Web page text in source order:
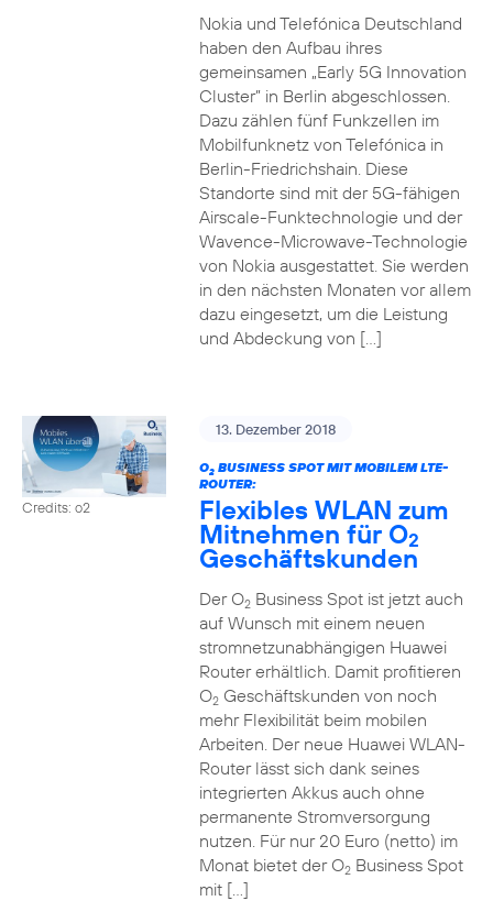
Nokia und Telefónica Deutschland
haben den Aufbau ihres
gemeinsamen „Early 5G Innovation
Cluster” in Berlin abgeschlossen.
Dazu zählen fünf Funkzellen im
Mobilfunknetz von Telefónica in
Berlin-Friedrichshain. Diese
Standorte sind mit der 5G-fähigen
Airscale-Funktechnologie und der
Wavence-Microwave-Technologie
von Nokia ausgestattet. Sie werden
in den nächsten Monaten vor allem
dazu eingesetzt, um die Leistung
und Abdeckung von […]
Credits: o2
13. Dezember 2018
O2BUSINESS SPOT MIT MOBILEM LTE-
ROUTER:
Flexibles WLAN zum
Mitnehmen für O2
Geschäftskunden
Der O2Business Spot ist jetzt auch
auf Wunsch mit einem neuen
stromnetzunabhängigen Huawei
Router erhältlich. Damit profitieren
O2Geschäftskunden von noch
mehr Flexibilität beim mobilen
Arbeiten. Der neue Huawei WLAN-
Router lässt sich dank seines
integrierten Akkus auch ohne
permanente Stromversorgung
nutzen. Für nur 20 Euro (netto) im
Monat bietet der O2Business Spot
mit […]